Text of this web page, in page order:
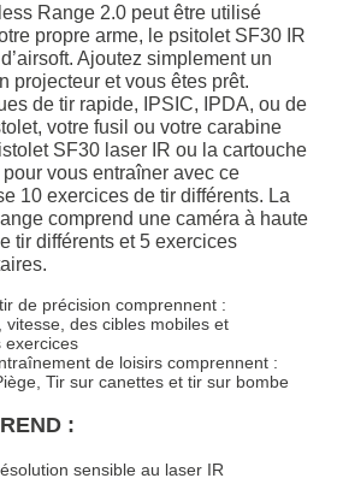
Range 2.0 peut être utilisé
propre arme, le psitolet SF30 IR
Ajoutez simplement un
projecteur et vous êtes prêt.
de tir rapide, IPSIC, IPDA, ou de
votre fusil ou votre carabine
SF30 laser IR ou la cartouche
vous entraîner avec ce
10 exercices de tir différents. La
comprend une caméra à haute
tir différents et 5 exercices
de précision comprennent :
vitesse, des cibles mobiles et
exercices
de loisirs comprennent :
Tir sur canettes et tir sur bombe
:
sensible au laser IR